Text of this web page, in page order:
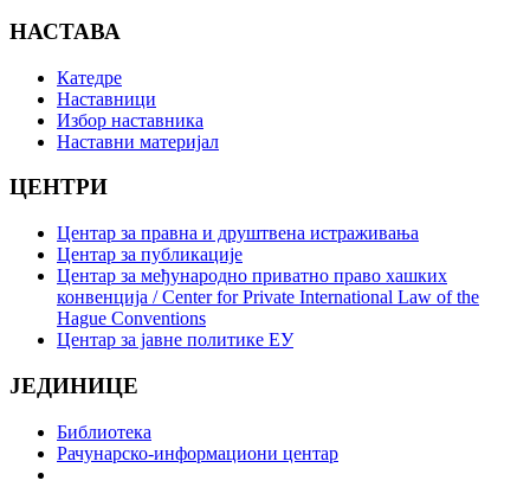
НАСТАВА
Катедре
Наставници
Избор наставника
Наставни материјал
ЦЕНТРИ
Центар за правна и друштвена истраживања
Центар за публикације
Центар за међународно приватно право хашких
конвенција / Center for Private International Law of the
Hague Conventions
Центар за јавне политике ЕУ
ЈЕДИНИЦЕ
Библиотека
Рачунарско-информациони центар